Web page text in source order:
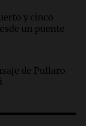
a una
atrapada en
la
y digital
y cinco
un puente
de Pullaro